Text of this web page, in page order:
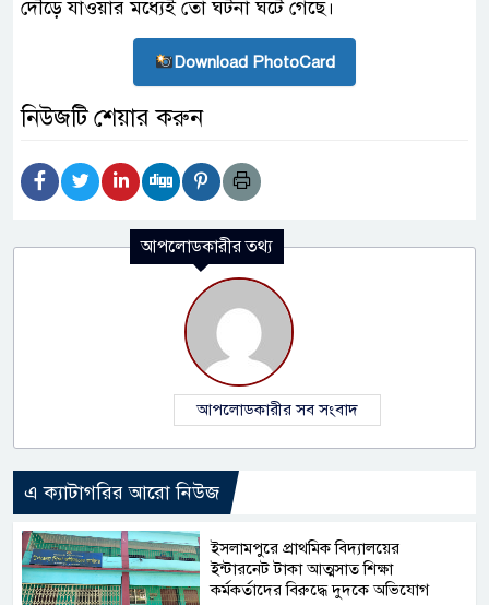
দৌঁড়ে যাওয়ার মধ্যেই তো ঘটনা ঘটে গেছে।
Download PhotoCard
নিউজটি শেয়ার করুন
আপলোডকারীর তথ্য
আপলোডকারীর সব সংবাদ
এ ক্যাটাগরির আরো নিউজ
​ইসলামপুরে প্রাথমিক বিদ্যালয়ের
ইন্টারনেট টাকা আত্মসাত শিক্ষা
কর্মকর্তাদের বিরুদ্ধে দুদকে অভিযোগ